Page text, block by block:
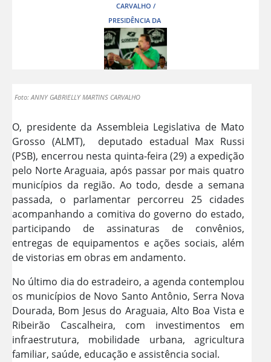
CARVALHO /
PRESIDÊNCIA DA
Foto: ANNY GABRIELLY MARTINS CARVALHO
O, presidente da Assembleia Legislativa de Mato
Grosso (ALMT), deputado estadual Max Russi
(PSB), encerrou nesta quinta-feira (29) a expedição
pelo Norte Araguaia, após passar por mais quatro
municípios da região. Ao todo, desde a semana
passada, o parlamentar percorreu 25 cidades
acompanhando a comitiva do governo do estado,
participando de assinaturas de convênios,
entregas de equipamentos e ações sociais, além
de vistorias em obras em andamento.
No último dia do estradeiro, a agenda contemplou
os municípios de Novo Santo Antônio, Serra Nova
Dourada, Bom Jesus do Araguaia, Alto Boa Vista e
Ribeirão Cascalheira, com investimentos em
infraestrutura, mobilidade urbana, agricultura
familiar, saúde, educação e assistência social.